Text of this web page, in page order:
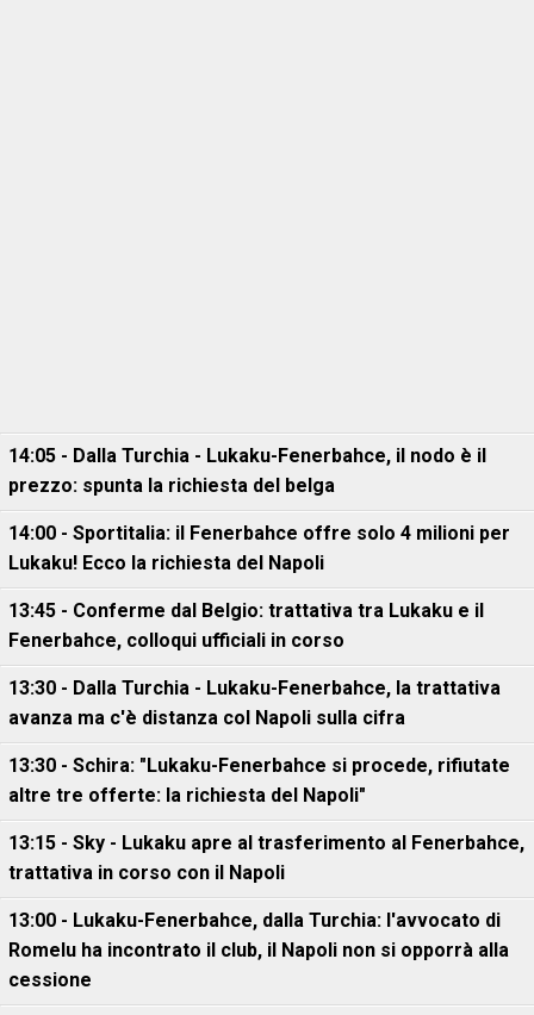
14:05 - Dalla Turchia - Lukaku-Fenerbahce, il nodo è il
prezzo: spunta la richiesta del belga
14:00 - Sportitalia: il Fenerbahce offre solo 4 milioni per
Lukaku! Ecco la richiesta del Napoli
13:45 - Conferme dal Belgio: trattativa tra Lukaku e il
Fenerbahce, colloqui ufficiali in corso
13:30 - Dalla Turchia - Lukaku-Fenerbahce, la trattativa
avanza ma c'è distanza col Napoli sulla cifra
13:30 - Schira: "Lukaku-Fenerbahce si procede, rifiutate
altre tre offerte: la richiesta del Napoli"
13:15 - Sky - Lukaku apre al trasferimento al Fenerbahce,
trattativa in corso con il Napoli
13:00 - Lukaku-Fenerbahce, dalla Turchia: l'avvocato di
Romelu ha incontrato il club, il Napoli non si opporrà alla
cessione